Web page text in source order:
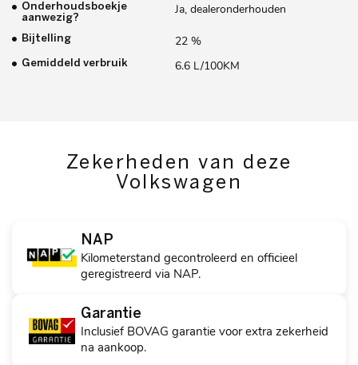
Onderhoudsboekje
aanwezig?
Ja, dealeronderhouden
Bijtelling 22 %
Gemiddeld verbruik 6.6 L/100KM
Zekerheden van deze
Volkswagen
NAP
Kilometerstand gecontroleerd en officieel
geregistreerd via NAP.
Garantie
Inclusief BOVAG garantie voor extra zekerheid
na aankoop.